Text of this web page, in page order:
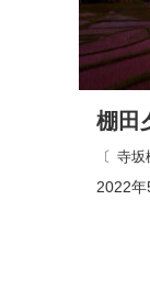
2022年
寺坂
棚田